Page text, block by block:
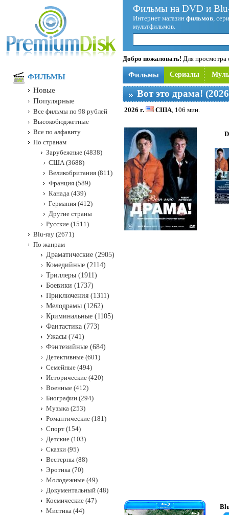
Фильмы на DVD и
Интернет магазин фильмов,
мультфильмов.
Добро пожаловать! Для просмотра
Фильмы Сериалы
Вот это драма!
2026 г. США, 106 мин.
ФИЛЬМЫ
Новые
Популярные
Все фильмы по 98 рублей
Высокобюджетные
Все по алфавиту
По странам
Зарубежные (4838)
США (3688)
Великобритания (811)
Франция (589)
Канада (439)
Германия (412)
Другие страны
Русские (1511)
Blu-ray (2671)
По жанрам
Драматические (2905)
Комедийные (2114)
Триллеры (1911)
Боевики (1737)
Приключения (1311)
Мелодрамы (1262)
Криминальные (1105)
Фантастика (773)
Ужасы (741)
Фэнтезийные (684)
Детективные (601)
Семейные (494)
Исторические (420)
Военные (412)
Биографии (294)
Музыка (253)
Романтические (181)
Спорт (154)
Детские (103)
Сказки (95)
Вестерны (88)
Эротика (70)
Молодежные (49)
Документальный (48)
Космические (47)
Мистика (44)